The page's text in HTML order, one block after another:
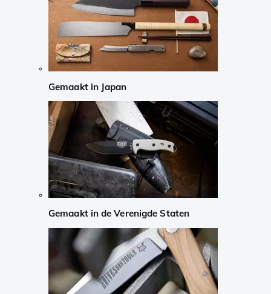
Gemaakt in Japan
Gemaakt in de Verenigde Staten